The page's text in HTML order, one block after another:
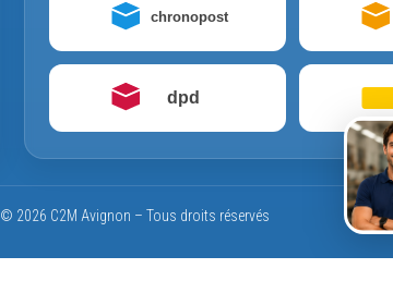
chronopost
dpd
© 2026 C2M Avignon – Tous droits réservés